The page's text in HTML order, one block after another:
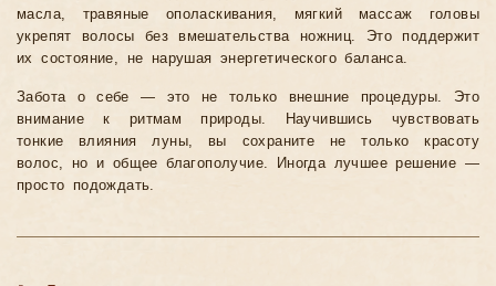
масла, травяные ополаскивания, мягкий массаж головы
укрепят волосы без вмешательства ножниц. Это поддержит
их состояние, не нарушая энергетического баланса.
Забота о себе — это не только внешние процедуры. Это
внимание к ритмам природы. Научившись чувствовать
тонкие влияния луны, вы сохраните не только красоту
волос, но и общее благополучие. Иногда лучшее решение —
просто подождать.